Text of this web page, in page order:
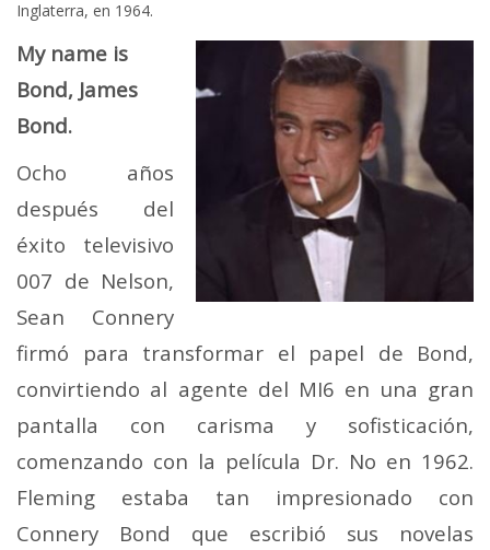
Inglaterra, en 1964.
My name is
Bond, James
Bond.
Ocho años
después del
éxito televisivo
007 de Nelson,
Sean Connery
firmó para transformar el papel de Bond,
convirtiendo al agente del MI6 en una gran
pantalla con carisma y sofisticación,
comenzando con la película Dr. No en 1962.
Fleming estaba tan impresionado con
Connery Bond que escribió sus novelas